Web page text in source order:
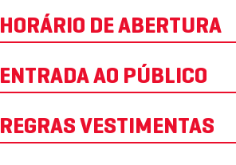
HORÁRIO DE ABERTURA
ENTRADA AO PÚBLICO
REGRAS VESTIMENTAS